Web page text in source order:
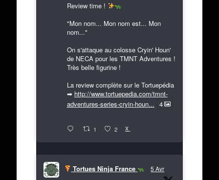
Review time !
"Mon nom... Mon nom est... Mon
nom..."
On s'attaque au colosse Cryin' Houn'
de NECA pour les TMNT Adventures !
Très belle figurine !
La review complète sur le Tortuepédia
➡ http://www.tortuepedia.com/tmnt-
adventures-series-cryin-houn... 4
1 2 X
Tortues Ninja France 5 Avr